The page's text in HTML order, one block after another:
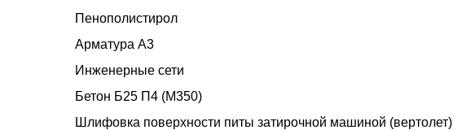
Пенополистирол
Арматура А3
Инженерные сети
Бетон Б25 П4 (М350)
Шлифовка поверхности питы затирочной машиной (вертолет)